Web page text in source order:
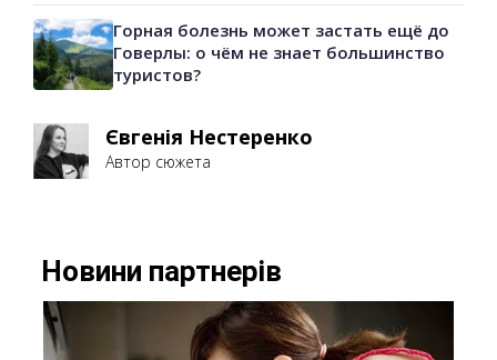
Горная болезнь может застать ещё до
Говерлы: о чём не знает большинство
туристов?
Євгенія Нестеренко
Автор сюжета